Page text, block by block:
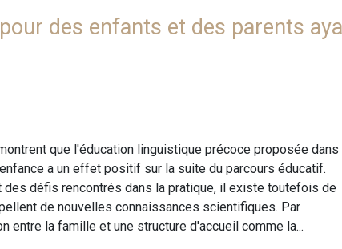
des enfants et des parents
que l'éducation linguistique précoce proposée dans
a un effet positif sur la suite du parcours éducatif.
des défis rencontrés dans la pratique, il existe toutefois de
de nouvelles connaissances scientifiques. Par
entre la famille et une structure d'accueil comme la...